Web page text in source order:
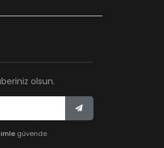
olsun.
güvende